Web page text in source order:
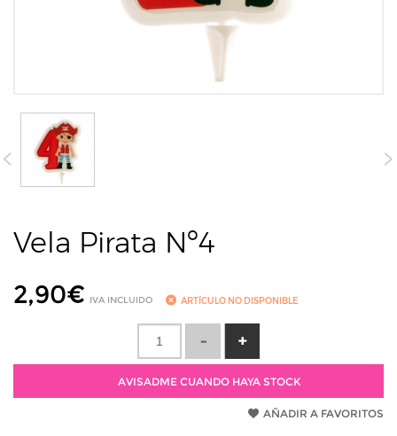
Vela Pirata Nº4
2,90€ IVA INCLUIDO ARTÍCULO NO DISPONIBLE
AVISADME CUANDO HAYA STOCK
AÑADIR A FAVORITOS